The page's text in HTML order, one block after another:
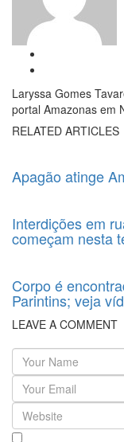
Laryssa Gomes
portal Amazonas em
RELATED ARTICLES
Apagão atinge
Interdições em
começam nesta
Corpo é
Parintins; veja
LEAVE A COMMENT